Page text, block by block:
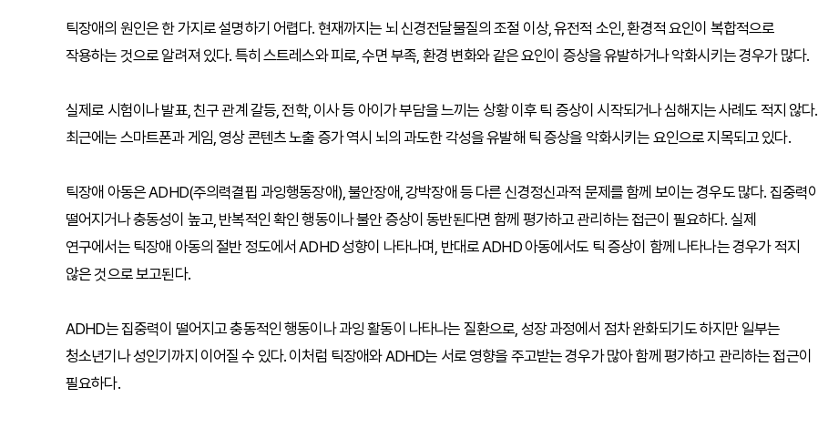
틱장애의 원인은 한 가지로 설명하기 어렵다. 현재까지는 뇌 신경전달물질의 조절 이상, 유전적 소인, 환경적 요인이 복합적으로
작용하는 것으로 알려져 있다. 특히 스트레스와 피로, 수면 부족, 환경 변화와 같은 요인이 증상을 유발하거나 악화시키는 경우가 많다.
실제로 시험이나 발표, 친구 관계 갈등, 전학, 이사 등 아이가 부담을 느끼는 상황 이후 틱 증상이 시작되거나 심해지는 사례도 적지 않다.
최근에는 스마트폰과 게임, 영상 콘텐츠 노출 증가 역시 뇌의 과도한 각성을 유발해 틱 증상을 악화시키는 요인으로 지목되고 있다.
틱장애 아동은 ADHD(주의력결핍 과잉행동장애), 불안장애, 강박장애 등 다른 신경정신과적 문제를 함께 보이는 경우도 많다. 집중력이
떨어지거나 충동성이 높고, 반복적인 확인 행동이나 불안 증상이 동반된다면 함께 평가하고 관리하는 접근이 필요하다. 실제
연구에서는 틱장애 아동의 절반 정도에서 ADHD 성향이 나타나며, 반대로 ADHD 아동에서도 틱 증상이 함께 나타나는 경우가 적지
않은 것으로 보고된다.
ADHD는 집중력이 떨어지고 충동적인 행동이나 과잉 활동이 나타나는 질환으로, 성장 과정에서 점차 완화되기도 하지만 일부는
청소년기나 성인기까지 이어질 수 있다. 이처럼 틱장애와 ADHD는 서로 영향을 주고받는 경우가 많아 함께 평가하고 관리하는 접근이
필요하다.